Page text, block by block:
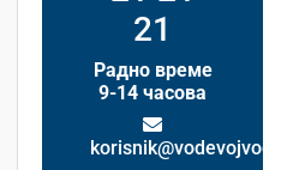
21
Радно време
9-14 часова